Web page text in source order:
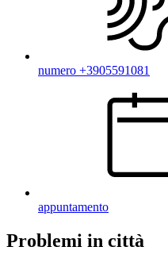
numero +3905591081
appuntamento
Problemi in città